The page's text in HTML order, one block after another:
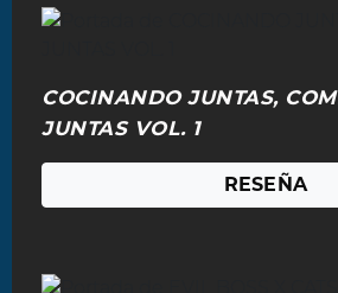
COCINANDO JUNTAS,
JUNTAS VOL. 1
RESEÑA